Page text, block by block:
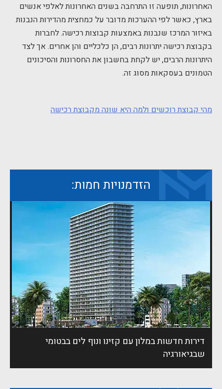
האחרונות, תופעה זו התרחבה בשנים האחרונות לאלפי אנשים
בארץ, כאשר לפי ההערכות מדובר על כמחצית מהדירות הנבנות
באיזור המרכז שנבנות באמצעות קבוצות רכישה. לחברות
בקבוצת רכישה יתרונות רבים, הן כלכליים והן אחרים. אך לצד
היתרונות הרבים, יש לקחת בחשבון את החסרונות והסיכונים
הטמונים בעסקאות מסוג זה.
מהי קבוצת רוכשים ולמה היא שונה מקבוצת רכישה
הזדמנויות חמות:
דירות חדשות במלון עם קזינו ונוף לים בבטומי
שבגיאורגיה